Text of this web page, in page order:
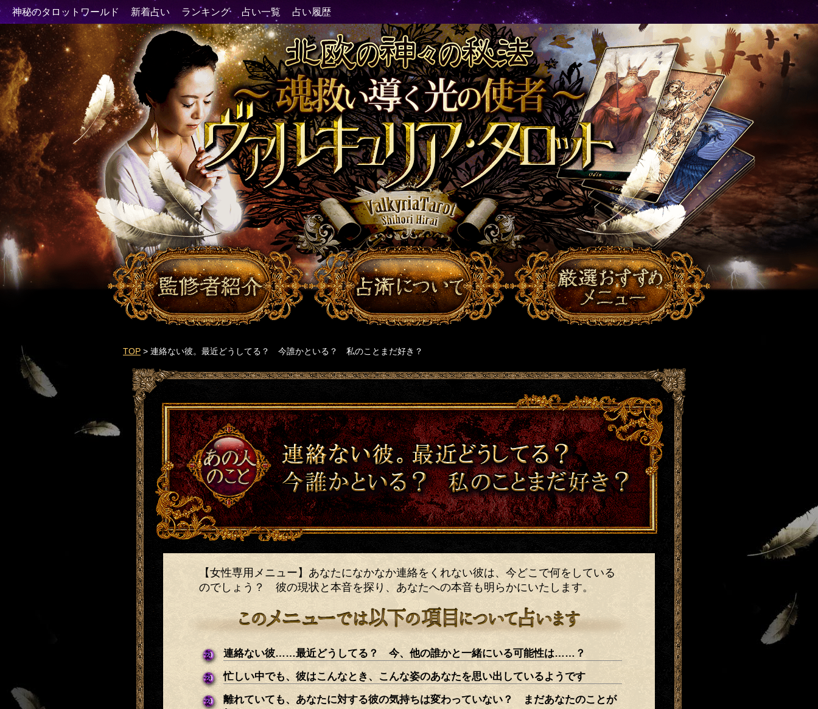
TOP > 連絡ない彼。最近どうしてる？ 今誰かといる？ 私のことまだ好き？
【女性専用メニュー】あなたになかなか連絡をくれない彼は、今どこで何をしている
のでしょう？ 彼の現状と本音を探り、あなたへの本音も明らかにいたします。
連絡ない彼……最近どうしてる？ 今、他の誰かと一緒にいる可能性は……？
忙しい中でも、彼はこんなとき、こんな姿のあなたを思い出しているようです
離れていても、あなたに対する彼の気持ちは変わっていない？ まだあなたのことが